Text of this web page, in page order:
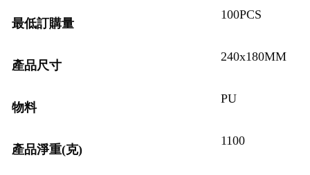
最低訂購量
100PCS
產品尺寸
240x180MM
物料
PU
產品淨重(克)
1100